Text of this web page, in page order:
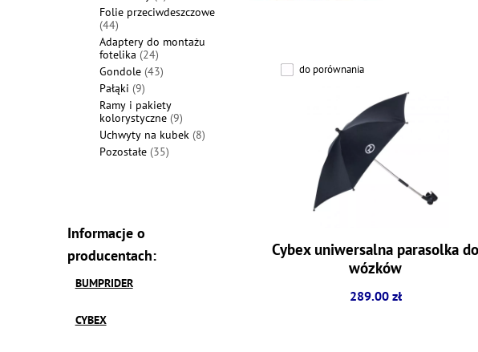
Folie przeciwdeszczowe
(44)
Adaptery do montażu
fotelika (24)
Gondole (43)
Pałąki (9)
Ramy i pakiety
kolorystyczne (9)
Uchwyty na kubek (8)
Pozostałe (35)
Informacje o
producentach:
BUMPRIDER
CYBEX
do porównania
Cybex uniwersalna parasolka do
wózków
289.00 zł